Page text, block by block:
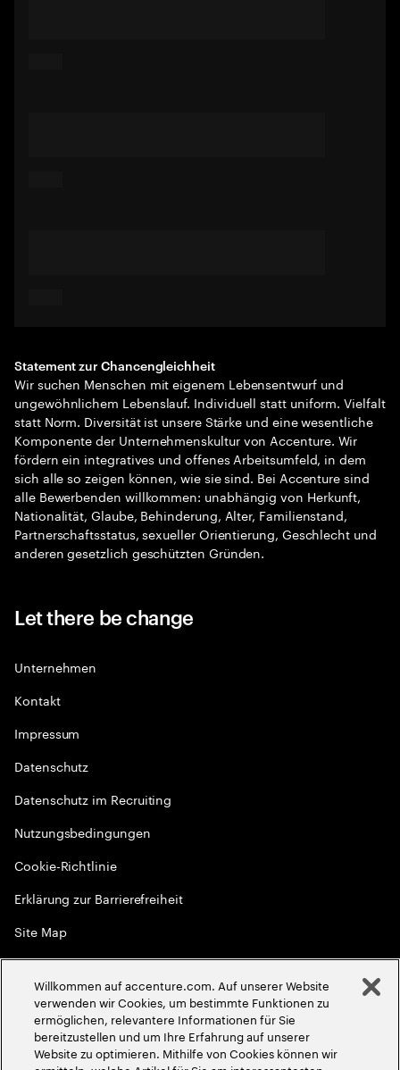
Statement zur Chancengleichheit
Wir suchen Menschen mit eigenem Lebensentwurf und
ungewöhnlichem Lebenslauf. Individuell statt uniform. Vielfalt
statt Norm. Diversität ist unsere Stärke und eine wesentliche
Komponente der Unternehmenskultur von Accenture. Wir
fördern ein integratives und offenes Arbeitsumfeld, in dem
sich alle so zeigen können, wie sie sind. Bei Accenture sind
alle Bewerbenden willkommen: unabhängig von Herkunft,
Nationalität, Glaube, Behinderung, Alter, Familienstand,
Partnerschaftsstatus, sexueller Orientierung, Geschlecht und
anderen gesetzlich geschützten Gründen.
Let there be change
Unternehmen
Kontakt
Impressum
Datenschutz
Datenschutz im Recruiting
Nutzungsbedingungen
Cookie-Richtlinie
Erklärung zur Barrierefreiheit
Site Map
Globale Meritokratie
2026Accenture. Alle Rechte vorbehalten
Willkommen auf accenture.com. Auf unserer Website
verwenden wir Cookies, um bestimmte Funktionen zu
ermöglichen, relevantere Informationen für Sie
bereitzustellen und um Ihre Erfahrung auf unserer
Website zu optimieren. Mithilfe von Cookies können wir